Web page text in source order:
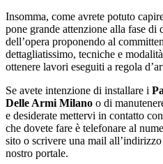
Insomma, come avrete potuto
pone grande attenzione alla fase di
dell’opera proponendo al
dettagliatissimo, tecniche e
ottenere lavori eseguiti a regola
Se avete intenzione di installare i
Delle Armi Milano o di
e desiderate mettervi in contatto
che dovete fare è telefonare al
sito o scrivere una mail
nostro portale.